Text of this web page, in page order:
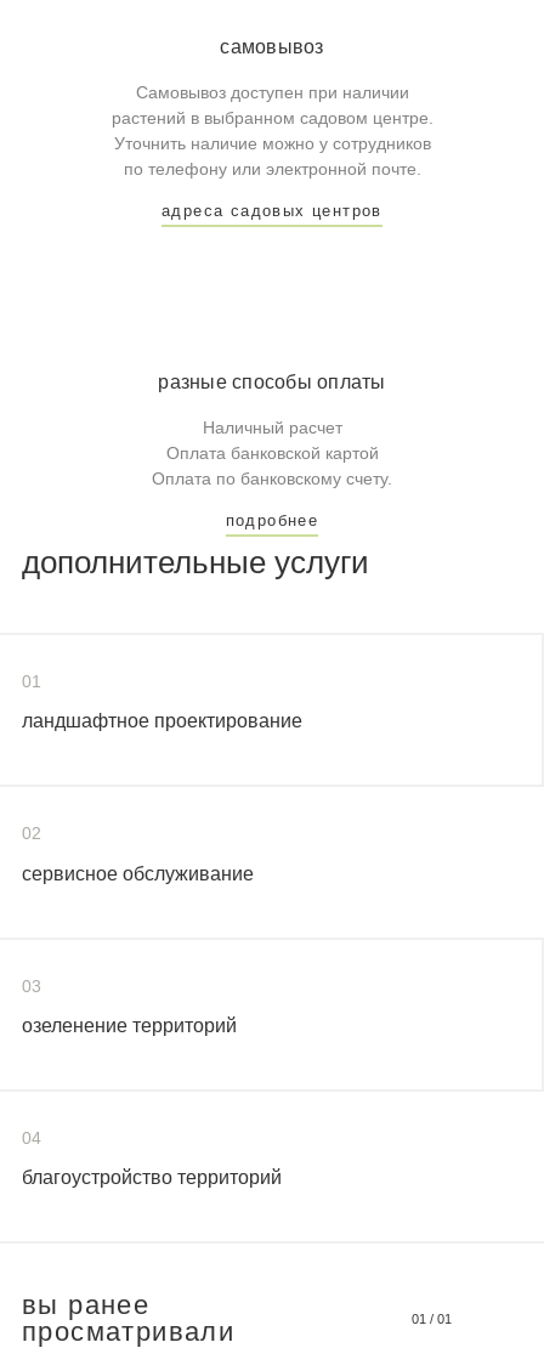
самовывоз
Самовывоз доступен при наличии
растений в выбранном садовом центре.
Уточнить наличие можно у сотрудников
по телефону или электронной почте.
адреса садовых центров
разные способы оплаты
Наличный расчет
Оплата банковской картой
Оплата по банковскому счету.
подробнее
дополнительные услуги
01
ландшафтное проектирование
02
сервисное обслуживание
03
озеленение территорий
04
благоустройство территорий
вы ранее
просматривали
01 / 01